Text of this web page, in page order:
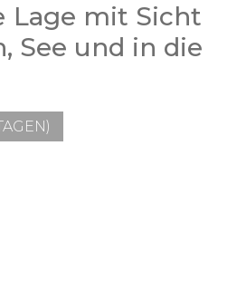
Lage mit Sicht
See und in die